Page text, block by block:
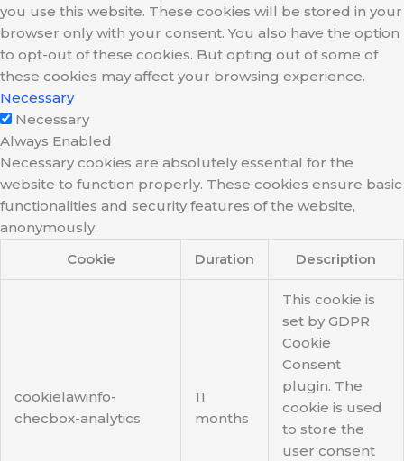
you use this website. These cookies will be stored in your
browser only with your consent. You also have the option
to opt-out of these cookies. But opting out of some of
these cookies may affect your browsing experience.
Necessary
Necessary
Always Enabled
Necessary cookies are absolutely essential for the
website to function properly. These cookies ensure basic
functionalities and security features of the website,
anonymously.
Cookie
Duration Description
cookielawinfo-
checbox-analytics
11
months
This cookie is
set by GDPR
Cookie
Consent
plugin. The
cookie is used
to store the
user consent